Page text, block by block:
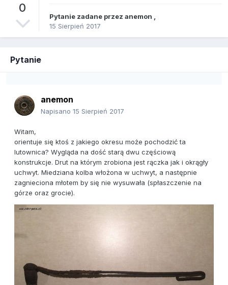
0
Pytanie zadane przez anemon
15 Sierpień 2017
Pytanie
anemon
Napisano 15 Sierpień 2017
Witam,
orientuje się ktoś z jakiego okresu może pochodzić ta
lutownica? Wygląda na dość starą dwu częściową
konstrukcje. Drut na którym zrobiona jest rączka jak i okrągły
uchwyt. Miedziana kolba włożona w uchwyt, a następnie
zagnieciona młotem by się nie wysuwała (spłaszczenie na
górze oraz grocie).